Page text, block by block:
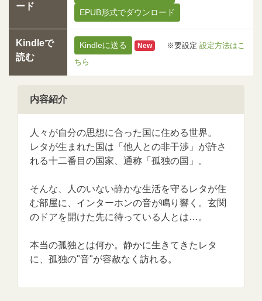
ード
EPUB形式でダウンロード
Kindleで
読む
Kindleに送る New ※要設定 設定方法はこ
ちら
内容紹介
人々が自分の思想に合った国に住める世界。
レタが生まれた国は「他人との非干渉」が許さ
れる十二番目の国家、通称「孤独の国」。
そんな、人のいない静かな生活を守るレタが住
む部屋に、インターホンの音が鳴り響く。玄関
のドアを開けた先に待っている人とは…。
本当の孤独とは何か。静かに生きてきたレタ
に、孤独の"音"が容赦なく訪れる。